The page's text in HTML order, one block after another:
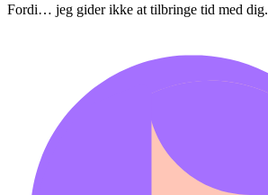
Fordi… jeg gider ikke at tilbringe tid med dig.